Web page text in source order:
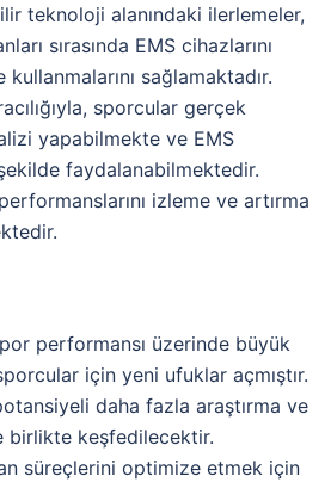
teknoloji alanındaki ilerlemeler,
sırasında EMS cihazlarını
sağlamaktadır.
sporcular gerçek
yapabilmekte ve EMS
faydalanabilmektedir.
izleme ve artırma
performansı üzerinde büyük
için yeni ufuklar açmıştır.
daha fazla araştırma ve
birlikte keşfedilecektir.
süreçlerini optimize etmek için